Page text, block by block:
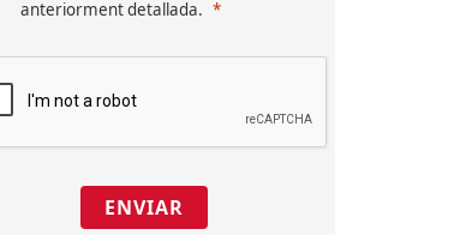
anteriorment detallada.
ENVIAR